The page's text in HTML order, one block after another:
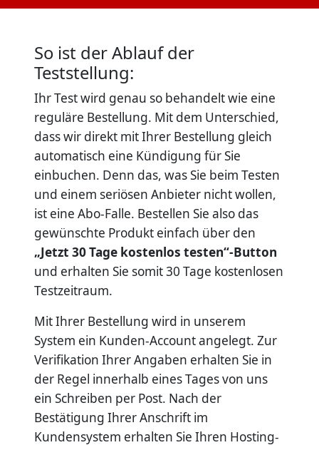
So ist der Ablauf der
Teststellung:
Ihr Test wird genau so behandelt wie eine
reguläre Bestellung. Mit dem Unterschied,
dass wir direkt mit Ihrer Bestellung gleich
automatisch eine Kündigung für Sie
einbuchen. Denn das, was Sie beim Testen
und einem seriösen Anbieter nicht wollen,
ist eine Abo-Falle. Bestellen Sie also das
gewünschte Produkt einfach über den
„Jetzt 30 Tage kostenlos testen“-Button
und erhalten Sie somit 30 Tage kostenlosen
Testzeitraum.
Mit Ihrer Bestellung wird in unserem
System ein Kunden-Account angelegt. Zur
Verifikation Ihrer Angaben erhalten Sie in
der Regel innerhalb eines Tages von uns
ein Schreiben per Post. Nach der
Bestätigung Ihrer Anschrift im
Kundensystem erhalten Sie Ihren Hosting-